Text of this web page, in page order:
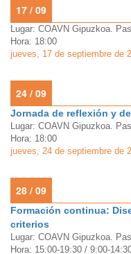
17 / 09
Lugar: COAVN Gipuzkoa.
Hora: 18:00
jueves, 17 de septiembre de
24 / 09
Jornada de reflexión y
Lugar: COAVN Gipuzkoa.
Hora: 18:00
jueves, 24 de septiembre de
28 / 09
Formación continua:
criterios
Lugar: COAVN Gipuzkoa.
Hora: 15:00-19:30 / 9:00-